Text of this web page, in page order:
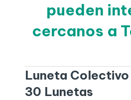
pueden
cercanos a
Luneta
30 Lunetas